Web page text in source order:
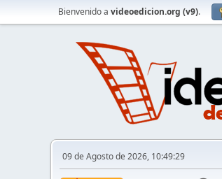
Bienvenido a videoedicion.org (v9).
09 de Agosto de 2026, 10:49:29